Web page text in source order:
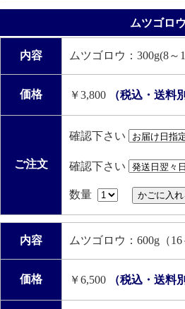
ムツゴロウ
内容 ムツゴロウ：300g(8～
価格 ￥3,800 （税込・送料
ご注文
確認下さい
確認下さい
数量
内容 ムツゴロウ：600g（16
価格 ￥6,500 （税込・送料